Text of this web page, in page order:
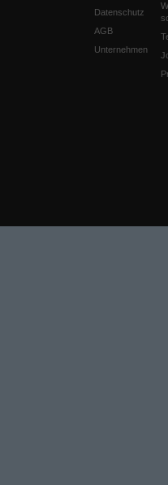
Datenschutz
AGB
Unternehmen